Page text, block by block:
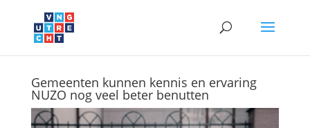
Gemeenten kunnen kennis en ervaring
NUZO nog veel beter benutten